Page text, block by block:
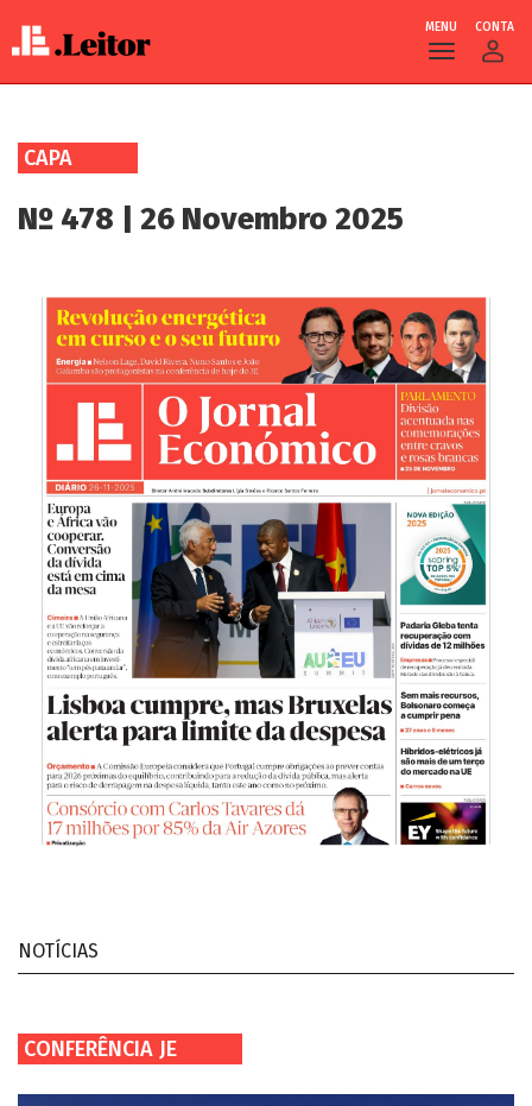
main
CONTA
MENU
CAPA
Nº 478 | 26 Novembro 2025
NOTÍCIAS
CONFERÊNCIA JE